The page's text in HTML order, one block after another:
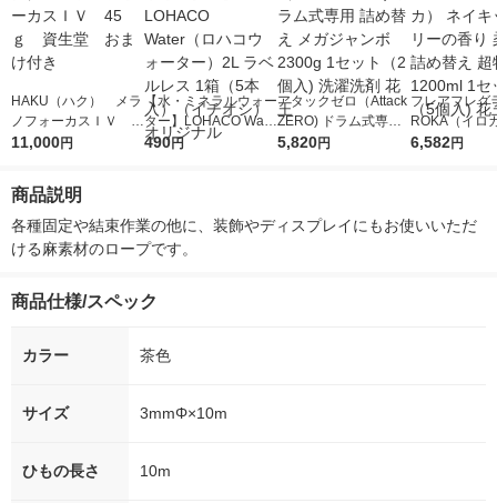
HAKU（ハク） メラ
ノフォーカスＩＶ 4
5ｇ 資生堂 おまけ
11,000円
【水・ミネラルウォー
ター】LOHACO Wate
r（ロハコウォータ
490円
アタックゼロ（Attack
ZERO) ドラム式専用
詰め替え メガジャン
5,820円
フレアフレグ
ROKA（イロ
イキッドリリ
6,582円
商品説明
各種固定や結束作業の他に、装飾やディスプレイにもお使いいただ
ける麻素材のロープです。
商品仕様/スペック
カラー 茶色
サイズ 3mmΦ×10m
ひもの長さ 10m